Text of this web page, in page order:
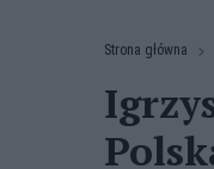
Strona główna